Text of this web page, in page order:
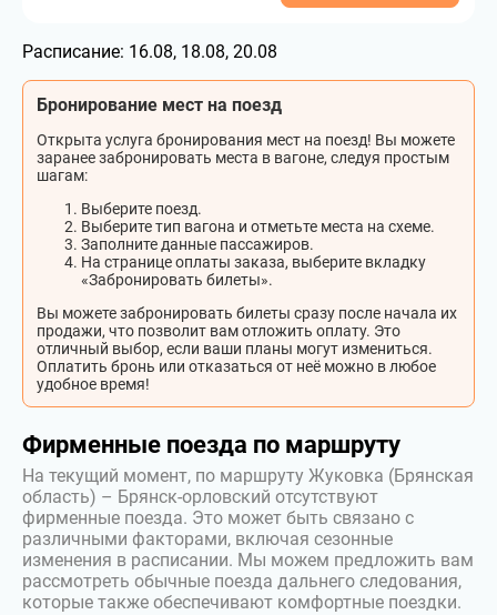
Расписание: 16.08, 18.08, 20.08
Бронирование мест на поезд
Открыта услуга бронирования мест на поезд! Вы можете
заранее забронировать места в вагоне, следуя простым
шагам:
Выберите поезд.
Выберите тип вагона и отметьте места на схеме.
Заполните данные пассажиров.
На странице оплаты заказа, выберите вкладку
«Забронировать билеты».
Вы можете забронировать билеты сразу после начала их
продажи, что позволит вам отложить оплату. Это
отличный выбор, если ваши планы могут измениться.
Оплатить бронь или отказаться от неё можно в любое
удобное время!
Фирменные поезда по маршруту
На текущий момент, по маршруту Жуковка (Брянская
область) – Брянск-орловский отсутствуют
фирменные поезда. Это может быть связано с
различными факторами, включая сезонные
изменения в расписании. Мы можем предложить вам
рассмотреть обычные поезда дальнего следования,
которые также обеспечивают комфортные поездки.